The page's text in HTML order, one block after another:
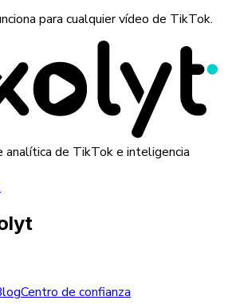
para cualquier vídeo de TikTok.
analítica de TikTok e inteligencia
Centro de confianza